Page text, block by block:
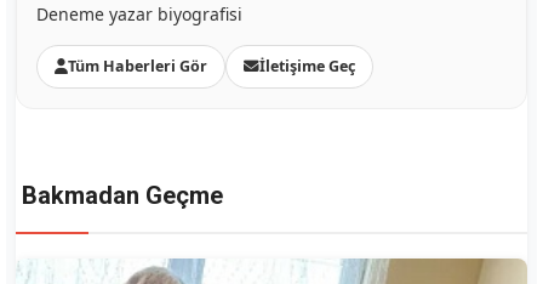
Deneme yazar biyografisi
Tüm Haberleri Gör İletişime Geç
Bakmadan Geçme